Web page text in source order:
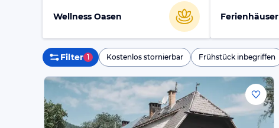
Wellness Oasen Ferienhäuser
Filter 1 Kostenlos stornierbar Frühstück inbegriffen